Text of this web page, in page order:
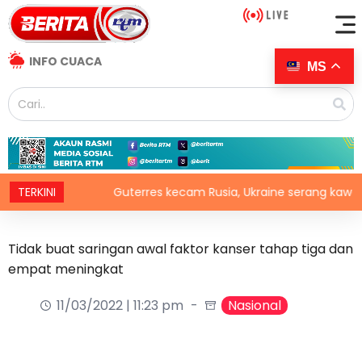
INFO CUACA
TERKINI Guterres kecam Rusia, Ukraine serang kawasan
Tidak buat saringan awal faktor kanser tahap tiga dan
empat meningkat
11/03/2022 | 11:23 pm
Nasional
MS